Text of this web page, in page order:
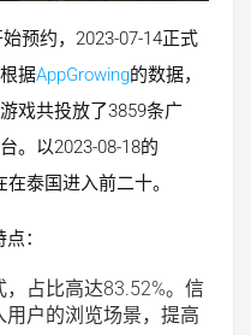
预约，2023-07-14正式
据AppGrowing的数据，
戏共投放了3859条广
。以2023-08-18的
泰国进入前二十。
：
占比高达83.52%。信
户的浏览场景，提高